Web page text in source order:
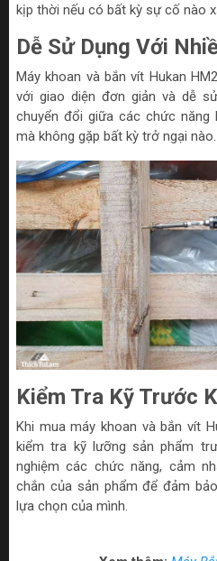
kịp thời nếu có bất kỳ sự cố nào
Dễ Sử Dụng Với
Máy khoan và bắn vít Hukan
với giao diện đơn giản và dễ
chuyển đổi giữa các chức năng
mà không gặp bất kỳ trở ngại nào.
Kiểm Tra Kỹ Trước
Khi mua máy khoan và bắn vít
kiểm tra kỹ lưỡng sản phẩm
nghiệm các chức năng, cảm
chắn của sản phẩm để đảm
lựa chọn của mình.